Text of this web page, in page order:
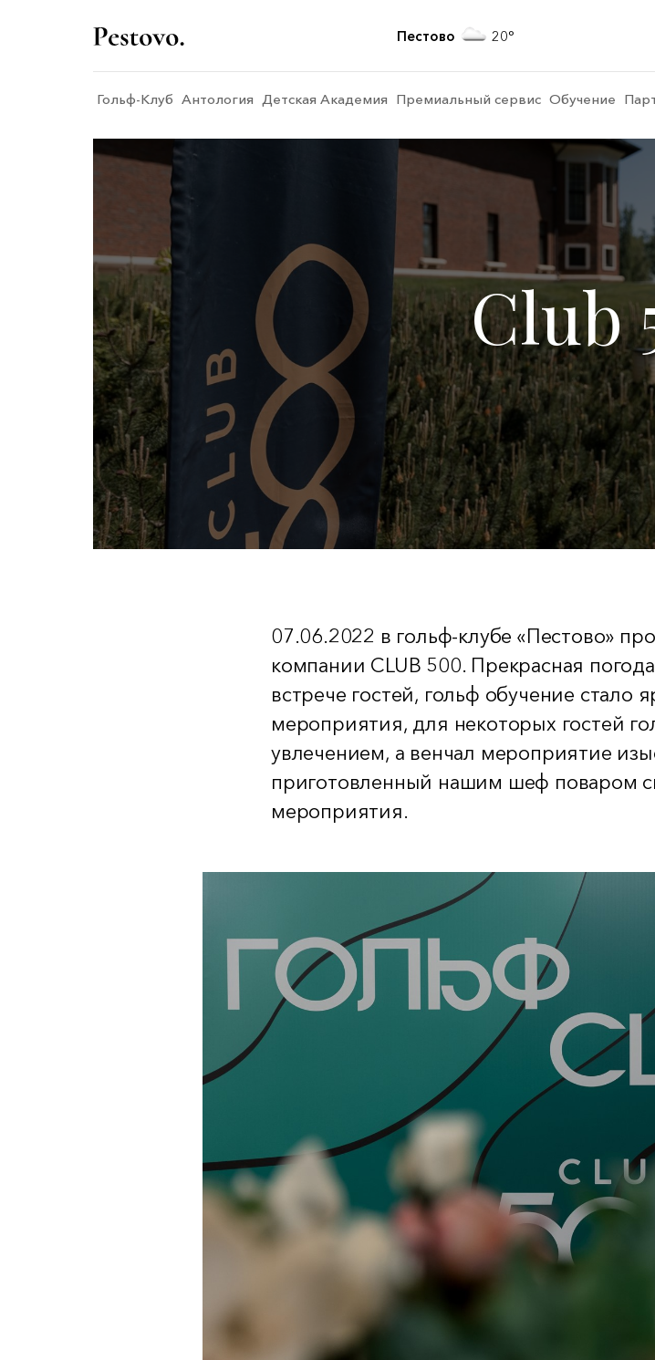
Пестово 20
Гольф-Клуб Антология Детская Академия Премиальный сервис Обучение
Club
07.06.2022 в гольф-клубе «Пестово»
компании CLUB 500. Прекрасная
встрече гостей, гольф обучение стало
мероприятия, для некоторых гостей
увлечением, а венчал мероприятие
приготовленный нашим шеф поваром
мероприятия.